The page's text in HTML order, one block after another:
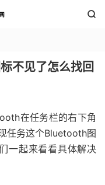

不见了怎么找回
在任务栏的右下角
任务这个Bluetooth图
一起来看看具体解决